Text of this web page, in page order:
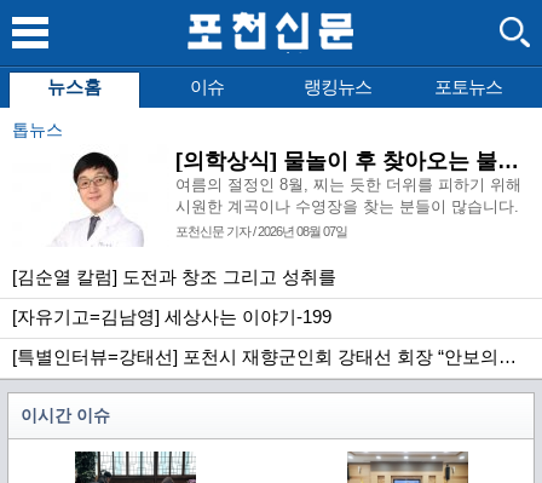
뉴스홈 이슈 랭킹뉴스 포토뉴스
톱뉴스
[의학상식] 물놀이 후 찾아오는 불청객, 급성 외이도염
여름의 절정인 8월, 찌는 듯한 더위를 피하기 위해
시원한 계곡이나 수영장을 찾는 분들이 많습니다.
시원한 물에 몸을 담그고 사랑하는 사람들과 즐거
게 주는 큰 선물이지만, 달콤한 물놀이 이후에 예기
치 않은 귓속의 통증으로 이비인후과를 방문하시는
환자분들도 덩달아 증가합니다.
포천신문 기자 / 2026년 08월 07일
[김순열 칼럼] 도전과 창조 그리고 성취를
[자유기고=김남영] 세상사는 이야기-199
[특별인터뷰=강태선] 포천시 재향군인회 강태선 회장 “안보의식 확립과 지역사회 봉사로 신뢰받는 향군 만들터”
이시간 이슈